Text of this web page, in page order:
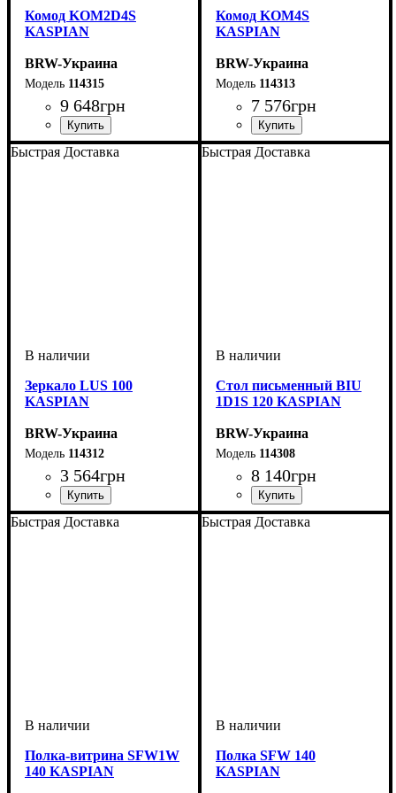
Комод KOM2D4S
KASPIAN
BRW-Украина
114315
9 648грн
ширина, мм: 1435
высота, мм: 920
глубина, мм: 405
Комод KOM4S
KASPIAN
BRW-Украина
114313
7 576грн
ширина, мм: 1050
высота, мм: 920
глубина, мм: 405
Быстрая Доставка
Зеркало LUS 100
KASPIAN
BRW-Украина
114312
3 564грн
ширина, мм: 1050
высота, мм: 770
глубина, мм: 20
Быстрая Доставка
Стол письменный BIU
1D1S 120 KASPIAN
BRW-Украина
114308
8 140грн
ширина, мм: 1200
высота, мм: 770
глубина, мм: 650
Быстрая Доставка
Полка-витрина SFW1W
140 KASPIAN
Быстрая Доставка
Полка SFW 140
KASPIAN